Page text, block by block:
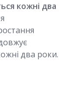
кожні два
два роки.